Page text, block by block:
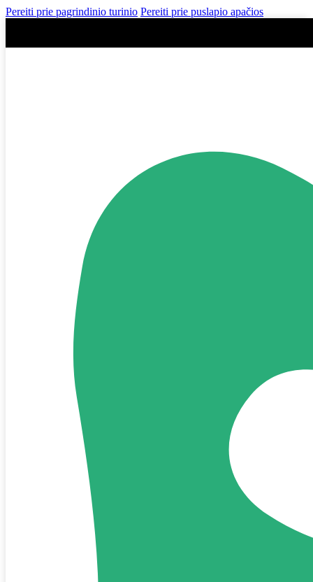
Pereiti prie pagrindinio turinio Pereiti prie puslapio apačios